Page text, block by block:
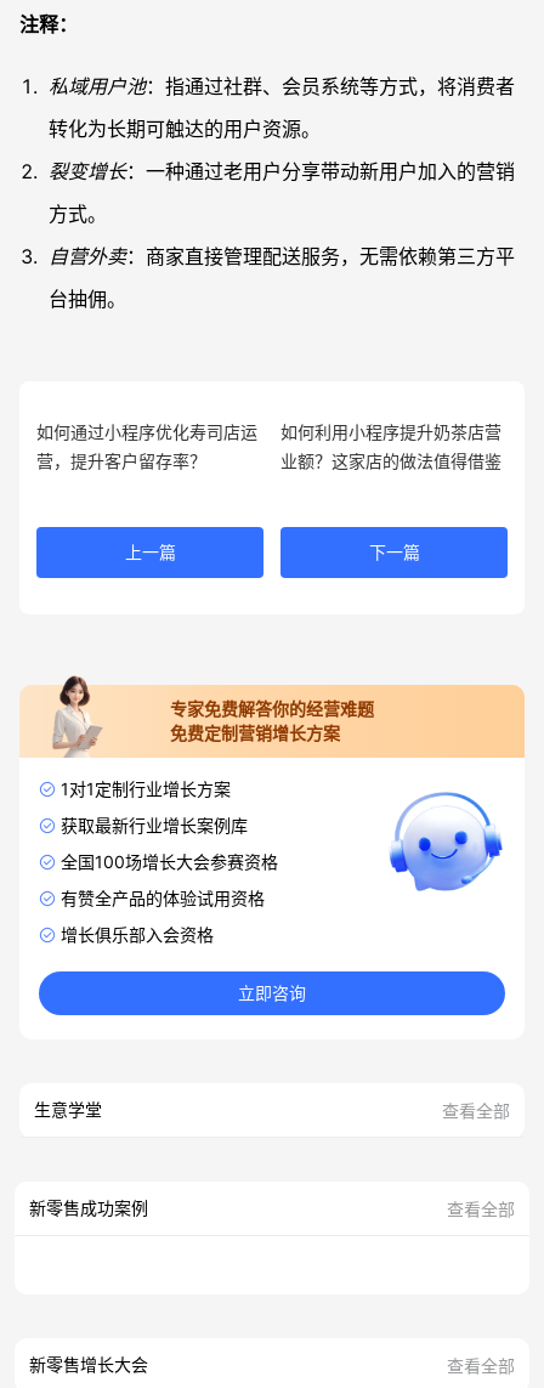
注释：
私域用户池：指通过社群、会员系统等方式，将消费者
转化为长期可触达的用户资源。
裂变增长：一种通过老用户分享带动新用户加入的营销
方式。
自营外卖：商家直接管理配送服务，无需依赖第三方平
台抽佣。
如何通过小程序优化寿司店运
营，提升客户留存率？
上一篇
如何利用小程序提升奶茶店营
业额？这家店的做法值得借鉴
下一篇
专家免费解答你的经营难题
免费定制营销增长方案
1对1定制行业增长方案
获取最新行业增长案例库
全国100场增长大会参赛资格
有赞全产品的体验试用资格
增长俱乐部入会资格
立即咨询
生意学堂 查看全部
新零售成功案例 查看全部
新零售增长大会 查看全部